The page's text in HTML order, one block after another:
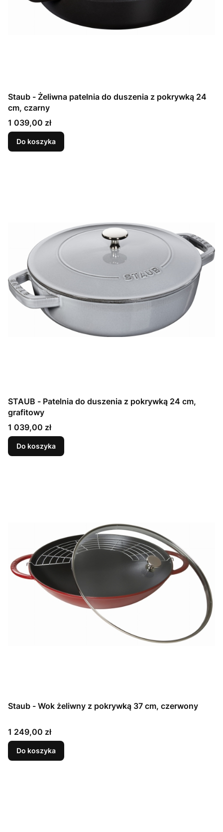
Staub - Żeliwna patelnia do duszenia z pokrywką 24
cm, czarny
Cena
1 039,00 zł
Do koszyka
STAUB - Patelnia do duszenia z pokrywką 24 cm,
grafitowy
Cena
1 039,00 zł
Do koszyka
Staub - Wok żeliwny z pokrywką 37 cm, czerwony
Cena
1 249,00 zł
Do koszyka